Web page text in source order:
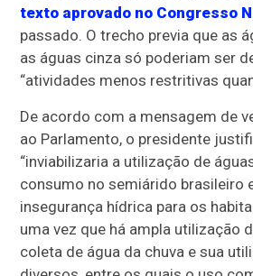
texto aprovado no Congresso
passado. O trecho previa que as
as águas cinza só poderiam ser
“atividades menos restritivas
De acordo com a mensagem de
ao Parlamento, o presidente
“inviabilizaria a utilização de
consumo no semiárido brasileiro
insegurança hídrica para os
uma vez que há ampla utilização
coleta de água da chuva e sua